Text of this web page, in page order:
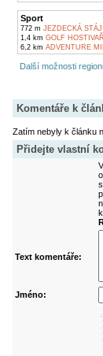
Sport
772 m JEZDECKÁ
1,4 km GOLF
6,2 km ADVENTURE
Další možnosti
Komentáře k
Zatím nebyly k článku
Přidejte vlastní
Text komentáře:
Jméno: